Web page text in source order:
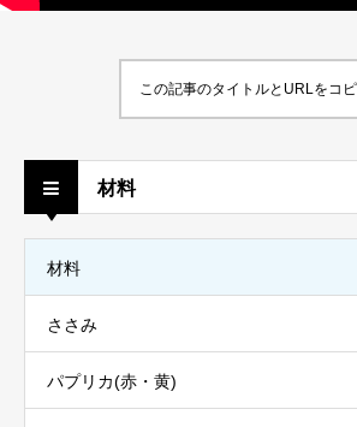
この記事のタイトルとURLをコ
材料
材料
ささみ
パプリカ(赤・黄)